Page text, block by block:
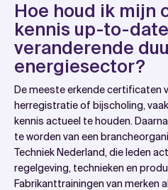
Hoe houd ik mijn
kennis up-to-
veranderende
energiesector?
De meeste erkende certificaten
herregistratie of bijscholing,
kennis actueel te houden.
te worden van een
Techniek Nederland, die leden
regelgeving, technieken en
Fabrikanttrainingen van merken